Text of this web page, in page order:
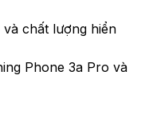
chất lượng hiển
Phone 3a Pro và